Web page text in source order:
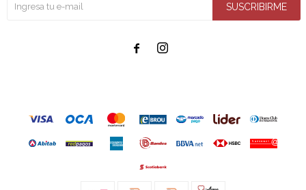
SUSCRIBIRME
 